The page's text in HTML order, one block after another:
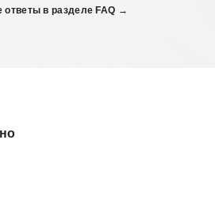
ответы в разделе FAQ →